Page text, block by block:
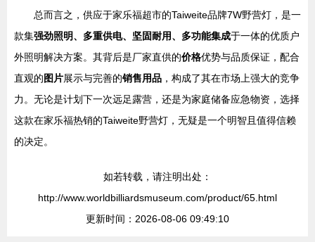
总而言之，供应于家乐福超市的Taiweite品牌7W野营灯，是一
款集强劲照明、多重供电、坚固耐用、多功能集成于一体的优质户
外照明解决方案。其背后是厂家直供的价格优势与品质保证，配合
直观的图片展示与完善的销售用品 ，构成了其在市场上强大的竞争
力。无论是计划下一次远足露营，还是为家庭储备应急物资，选择
这款在家乐福热销的Taiweite野营灯，无疑是一个明智且值得信赖
的决定。
如若转载，请注明出处：
http://www.worldbilliardsmuseum.com/product/65.html
更新时间：2026-08-06 09:49:10